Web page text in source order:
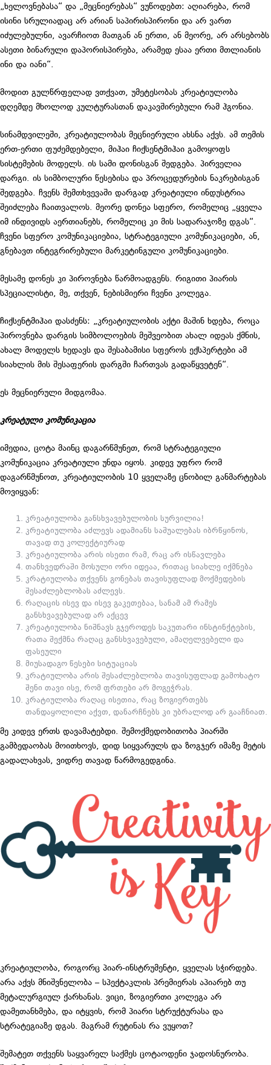
„ხელოვნებასა“ და „მეცნიერებას“ ვუწოდებთ: აღიარება, რომ
ისინი სრულიადაც არ არიან საპირისპირონი და არ ვართ
იძულებულნი, ავარჩიოთ მათგან ან ერთი, ან მეორე, არ არსებობს
ასეთი ბინარული დაპორისპირება, არამედ ესაა ერთი მთლიანის
ინი და იანი“.
მოდით გულწრფელად ვთქვათ, უმეტესობას კრეატიულობა
დღემდე მხოლოდ კულტურასთან დაკავშირებული რამ ჰგონია.
სინამდვილეში, კრეატიულობას მეცნიერული ახსნა აქვს. ამ თემის
ერთ-ერთი ფუძემდებელი, მიჰაი ჩიქსენტმიჰაი გამოყოფს
სისტემების მოდელს. ის სამი დონისგან შედგება. პირველია
დარგი. ის სიმბოლური წესებისა და პროცედურების ნაკრებისგან
შედგება. ჩვენს შემთხვევაში დარგად კრეატიული ინდუსტრია
შეიძლება ჩაითვალოს. მეორე დონეა სფერო, რომელიც „ყველა
იმ ინდივიდს აერთიანებს, რომელიც კი მის სადარაჯოზე დგას“.
ჩვენი სფერო კომუნიკაციებია, სტრატეგიული კომუნიკაციები, ან,
გნებავთ ინტეგრირებული მარკეტინგული კომუნიკაციები.
მესამე დონეს კი პიროვნება წარმოადგენს. რიგითი პიარის
სპეციალისტი, მე, თქვენ, ნებისმიერი ჩვენი კოლეგა.
ჩიქსენტმიჰაი დასძენს: „კრეატიულობის აქტი მაშინ ხდება, როცა
პიროვნება დარგის სიმბოლოების მეშვეობით ახალ იდეას ქმნის,
ახალ მოდელს ხედავს და შესაბამისი სფეროს ექსპერტები ამ
სიახლის მის შესაფერის დარგში ჩართვას გადაწყვეტენ“.
ეს მეცნიერული მიდგომაა.
კრეატული კომუნიკაცია
იმედია, ცოტა მაინც დაგარწმუნეთ, რომ სტრატეგიული
კომუნიკაცია კრეატიული უნდა იყოს. კიდევ უფრო რომ
დაგარწმუნოთ, კრეატიულობის 10 ყველაზე ცნობილ განმარტებას
მოვიყვან:
კრეატიულობა განსხვავებულობის სურვილია!
კრეატიულობა აძლევს ადამიანს საშუალებას იბრწყინოს,
თავად თუ კოლექტიურად
კრეატიულობა არის ისეთი რამ, რაც არ ისწავლება
თანხვედრაში მოსული ორი იდეაა, რითაც სიახლე იქმნება
კრატიულობა თქვენს გონებას თავისუფლად მოქმედების
შესაძლებლობას აძლევს.
რაღაცის ისევ და ისევ გაკეთებაა, სანამ ამ რამეს
განსხვავებულად არ აქცევ
კრეატიულობა ნიშნავს გჯეროდეს საკუთარი ინსტინქტების,
რათა შექმნა რაღაც განსხვავებული, ამაღელვებელი და
ფასეული
მიუსადაგო წესები სიტუაციას
კრატიულობა არის შესაძლებლობა თავისუფლად გამოხატო
შენი თავი ისე, რომ ფრთები არ მოგეჭრას.
კრატიულობა რაღაც ისეთია, რაც ზოგიერთებს
თანდაყოლილი აქვთ, დანარჩნებს კი უბრალოდ არ გააჩნიათ.
მე კიდევ ერთს დავამატებდი. შემოქმედობითობა პიარში
გამბედაობას მოითხოვს, დიდ სიყვარულს და ზოგჯერ იმაზე მეტის
გადალახვას, ვიდრე თავად წარმოგედგინა.
კრეატიულობა, როგორც პიარ-ინსტრუმენტი, ყველას სჭირდება.
არა აქვს მნიშვნელობა – სპექტაკლის პრემიერას აპიარებ თუ
მეტალურგიულ ქარხანას. ვიცი, ზოგიერთი კოლეგა არ
დამეთანხმება, და იტყვის, რომ პიარი სტრუქტურასა და
სტრატეგიაზე დგას. მაგრამ რუტინას რა ვუყოთ?
შემატეთ თქვენს საყვარელ საქმეს ცოტაოდენი ჯადოსნურობა.